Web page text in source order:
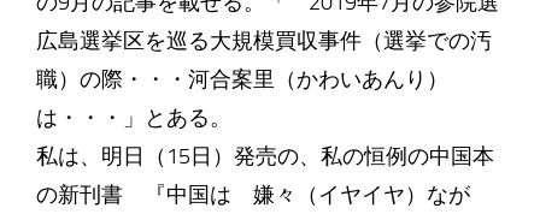
広島選挙区を巡る大規模買収事件（選挙での汚
職）の際・・・河合案里（かわいあんり）
は・・・」とある。
私は、明日（15日）発売の、私の恒例の中国本
の新刊書 『中国は 嫌々（イヤイヤ）なが